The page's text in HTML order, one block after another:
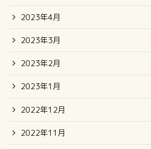
2023年4月
2023年3月
2023年2月
2023年1月
2022年12月
2022年11月